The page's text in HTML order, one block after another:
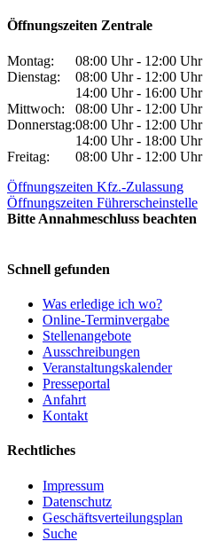
Öffnungszeiten Zentrale
Montag:
08:00 Uhr - 12:00 Uhr
Dienstag:
08:00 Uhr - 12:00 Uhr
14:00 Uhr - 16:00 Uhr
Mittwoch:
08:00 Uhr - 12:00 Uhr
Donnerstag:08:00 Uhr - 12:00 Uhr
14:00 Uhr - 18:00 Uhr
Freitag:
08:00 Uhr - 12:00 Uhr
Öffnungszeiten Kfz.-Zulassung
Öffnungszeiten Führerscheinstelle
Bitte Annahmeschluss beachten
Schnell gefunden
Was erledige ich wo?
Online-Terminvergabe
Stellenangebote
Ausschreibungen
Veranstaltungskalender
Presseportal
Anfahrt
Kontakt
Rechtliches
Impressum
Datenschutz
Geschäftsverteilungsplan
Suche